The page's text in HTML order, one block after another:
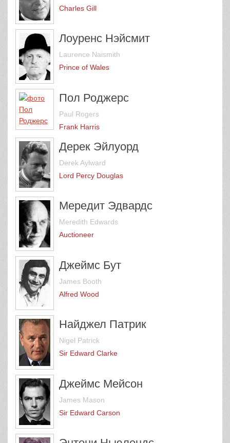
Charles Gill
Лоуренс Нэйсмит
Laurence Naismith
Prince of Wales
Пол Роджерс
Paul Rogers
Frank Harris
Дерек Эйлуорд
Derek Aylward
Lord Percy Douglas
Мередит Эдвардс
Meredith Edwards
Auctioneer
Джеймс Бут
James Booth
Alfred Wood
Найджел Патрик
Nigel Patrick
Sir Edward Clarke
Джеймс Мейсон
James Mason
Sir Edward Carson